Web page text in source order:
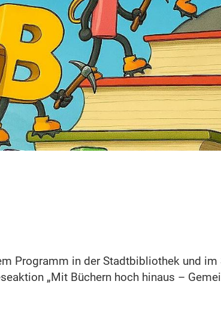
Programm in der Stadtbibliothek und im
„Mit Büchern hoch hinaus –